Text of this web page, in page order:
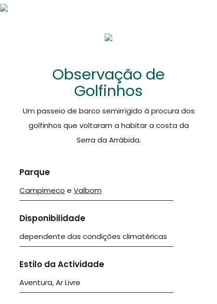
Observação de
Golfinhos
Um passeio de barco semirrígido à procura dos
golfinhos que voltaram a habitar a costa da
Serra da Arrábida.
Parque
Campimeco e Valbom
Disponibilidade
dependente das condições climatéricas
Estilo da Actividade
Aventura, Ar Livre